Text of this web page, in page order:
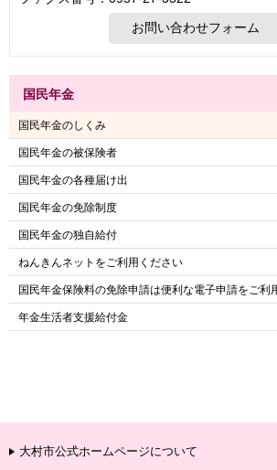
国民年金
国民年金のしくみ
国民年金の被保険者
国民年金の各種届け出
国民年金の免除制度
国民年金の独自給付
ねんきんネットをご利用ください
国民年金保険料の免除申請は便利な電子申請をご利
年金生活者支援給付金
大村市公式ホームページについて